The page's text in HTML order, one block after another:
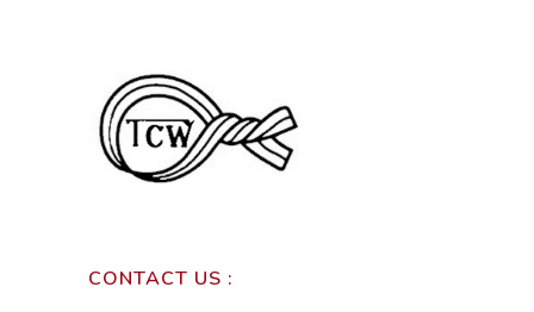
CONTACT US :